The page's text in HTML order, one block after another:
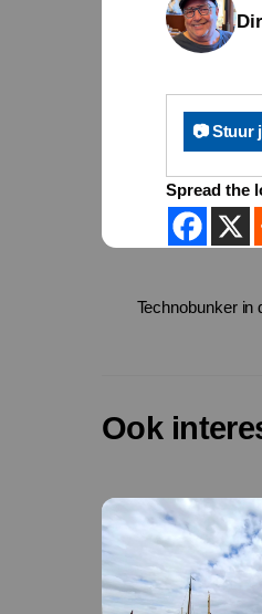
📷 Stuur
Spread the
Technobunker in
Ook